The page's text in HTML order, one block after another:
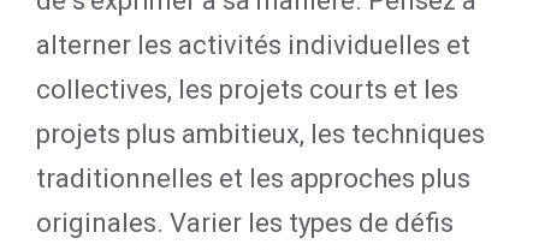
alterner les activités individuelles et
collectives, les projets courts et les
projets plus ambitieux, les techniques
traditionnelles et les approches plus
originales. Varier les types de défis